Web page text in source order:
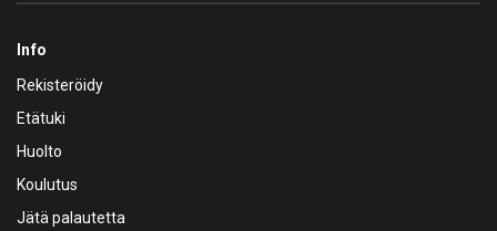
Info
Rekisteröidy
Etätuki
Huolto
Koulutus
Jätä palautetta